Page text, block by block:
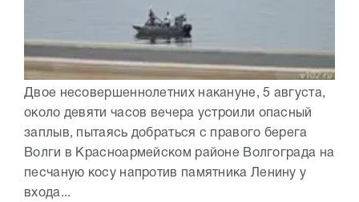
Двое несовершеннолетних накануне, 5 августа,
около девяти часов вечера устроили опасный
заплыв, пытаясь добраться с правого берега
Волги в Красноармейском районе Волгограда на
песчаную косу напротив памятника Ленину у
входа...